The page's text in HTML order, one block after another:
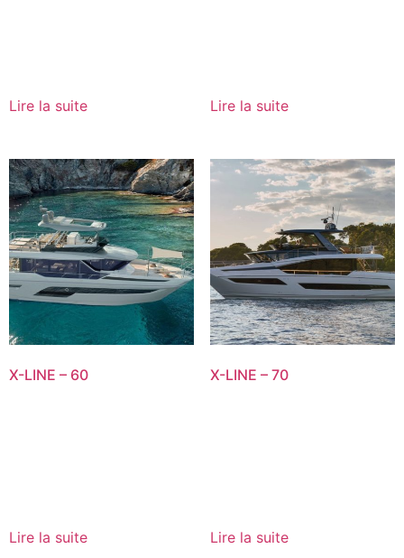
Lire la suite Lire la suite
X-LINE – 60
Lire la suite
X-LINE – 70
Lire la suite